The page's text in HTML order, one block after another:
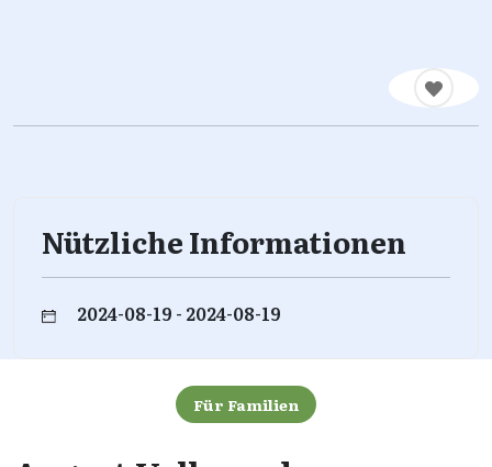
Nützliche Informationen
2024-08-19 - 2024-08-19
Für Familien